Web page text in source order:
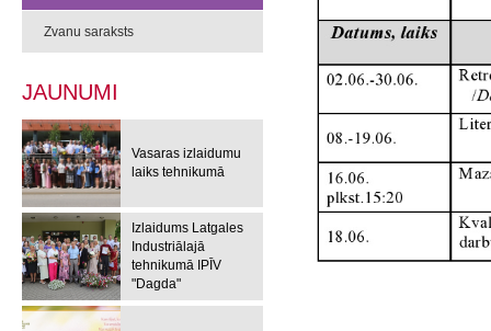
Zvanu saraksts
JAUNUMI
Vasaras izlaidumu
laiks tehnikumā
Izlaidums Latgales
Industriālajā
tehnikumā IPĪV
"Dagda"